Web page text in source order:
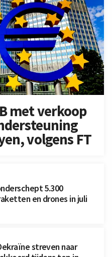
met verkoop
volgens FT
5.300
en drones in juli
streven naar